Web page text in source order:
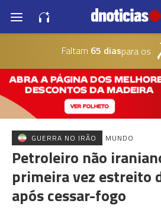
Faltam 65 diaspara os
GUERRA NO IRÃO MUNDO
Petroleiro não
primeira vez estreito
após cessar-fogo